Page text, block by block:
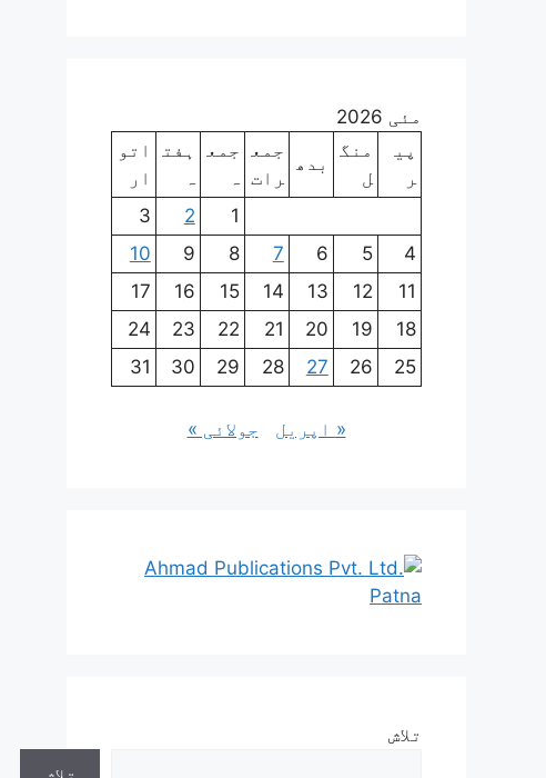
مئی 2026
پی
ر
منگ
ل
بدھ
جمع
رات
جمع
ہ
ہفت
ہ
اتو
ار
1
2
3
4
5
6
7
8
9
10
11
12
13
14
15
16
17
18
19
20
21
22
23
24
25
26
27
28
29
30
31
« اپریل جولائی »
تلاش